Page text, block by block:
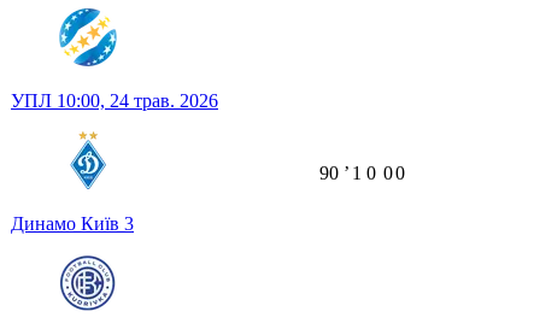
УПЛ 10:00, 24 трав. 2026
Динамо Київ 3
90 ʼ 1 0 00